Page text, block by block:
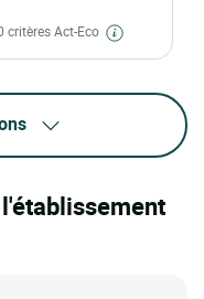
critères Act-Eco